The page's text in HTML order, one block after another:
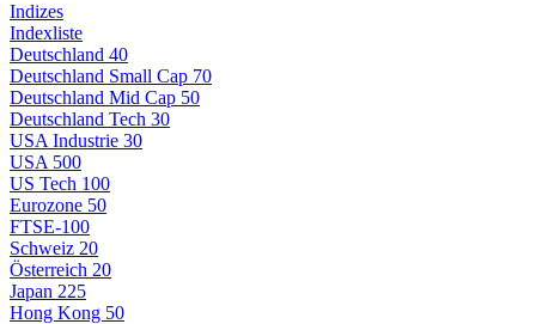
Indizes
Indexliste
Deutschland 40
Deutschland Small Cap 70
Deutschland Mid Cap 50
Deutschland Tech 30
USA Industrie 30
USA 500
US Tech 100
Eurozone 50
FTSE-100
Schweiz 20
Österreich 20
Japan 225
Hong Kong 50